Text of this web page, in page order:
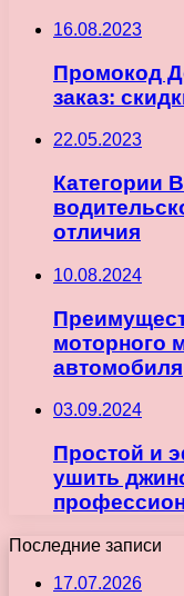
16.08.2023
Промокод
заказ:
22.05.2023
Категории
отличия
10.08.2024
моторного
автомобиля
03.09.2024
Простой и
ушить
Последние записи
17.07.2026